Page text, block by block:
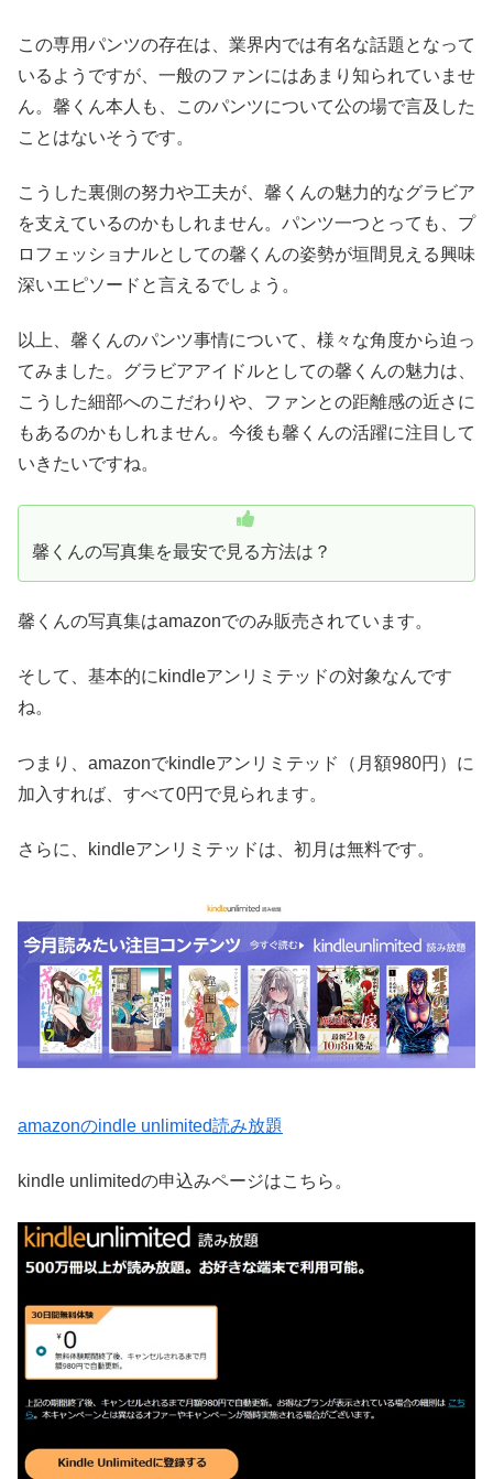
この専用パンツの存在は、業界内では有名な話題となって
いるようですが、一般のファンにはあまり知られていませ
ん。馨くん本人も、このパンツについて公の場で言及した
ことはないそうです。
こうした裏側の努力や工夫が、馨くんの魅力的なグラビア
を支えているのかもしれません。パンツ一つとっても、プ
ロフェッショナルとしての馨くんの姿勢が垣間見える興味
深いエピソードと言えるでしょう。
以上、馨くんのパンツ事情について、様々な角度から迫っ
てみました。グラビアアイドルとしての馨くんの魅力は、
こうした細部へのこだわりや、ファンとの距離感の近さに
もあるのかもしれません。今後も馨くんの活躍に注目して
いきたいですね。
馨くんの写真集を最安で見る方法は？
馨くんの写真集はamazonでのみ販売されています。
そして、基本的にkindleアンリミテッドの対象なんです
ね。
つまり、amazonでkindleアンリミテッド（月額980円）に
加入すれば、すべて0円で見られます。
さらに、kindleアンリミテッドは、初月は無料です。
amazonのindle unlimited読み放題
kindle unlimitedの申込みページはこちら。